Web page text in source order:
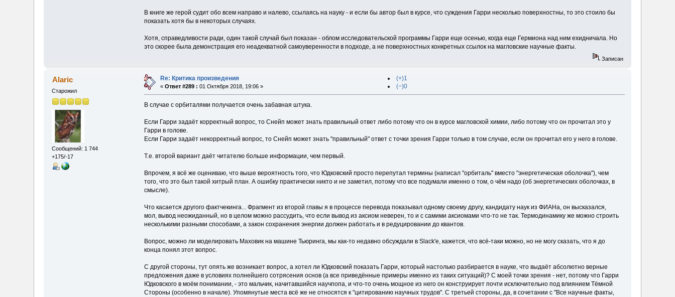
В книге же герой судит обо всем направо и налево, ссылаясь на науку - и если бы автор был в курсе, что суждения Гарри несколько поверхностны, то это стоило бы
показать хотя бы в некоторых случаях.
Хотя, справедливости ради, один такой случай был показан - облом исследовательской программы Гарри еще осенью, когда еще Гермиона над ним ехидничала. Но
это скорее была демонстрация его неадекватной самоуверенности в подходе, а не поверхностных конкретных ссылок на магловские научные факты.
Записан
Alaric
Старожил
Сообщений: 1 744
+175/-17
Re: Критика произведения
«Ответ #289 : 01 Октября 2018, 19:06 »
(+)1
(−)0
В случае с орбиталями получается очень забавная штука.
Если Гарри задаёт корректный вопрос, то Снейп может знать правильный ответ либо потому что он в курсе магловской химии, либо потому что он прочитал это у
Гарри в голове.
Если Гарри задаёт некорректный вопрос, то Снейп может знать "правильный" ответ с точки зрения Гарри только в том случае, если он прочитал его у него в голове.
Т.е. второй вариант даёт читателю больше информации, чем первый.
Впрочем, я всё же оцениваю, что выше вероятность того, что Юдковский просто перепутал термины (написал "орбиталь" вместо "энергетическая оболочка"), чем
того, что это был такой хитрый план. А ошибку практически никто и не заметил, потому что все подумали именно о том, о чём надо (об энергетических оболочках, в
смысле).
Что касается другого фактчекинга... Фрагмент из второй главы я в процессе перевода показывал одному своему другу, кандидату наук из ФИАНа, он высказался,
мол, вывод неожиданный, но в целом можно рассудить, что если вывод из аксиом неверен, то и с самими аксиомами что-то не так. Термодинамику же можно строить
несколькими разными способами, а закон сохранения энергии должен работать и в редуцировании до квантов.
Вопрос, можно ли моделировать Маховик на машине Тьюринга, мы как-то недавно обсуждали в Slack'е, кажется, что всё-таки можно, но не могу сказать, что я до
конца понял этот вопрос.
С другой стороны, тут опять же возникает вопрос, а хотел ли Юдковский показать Гарри, который настолько разбирается в науке, что выдаёт абсолютно верные
предложения даже в условиях полнейшего сотрясения основ (а все приведённые примеры именно из таких ситуаций)? С моей точки зрения - нет, потому что Гарри
Юдковского в моём понимании, - это мальчик, начитавшийся научпопа, и что-то очень мощное из него он конструирует почти исключительно под влиянием Тёмной
Стороны (особенно в начале). Упомянутые места всё же не относятся к "цитированию научных трудов". С третьей стороны, да, в сочетании с "Все научные факты,